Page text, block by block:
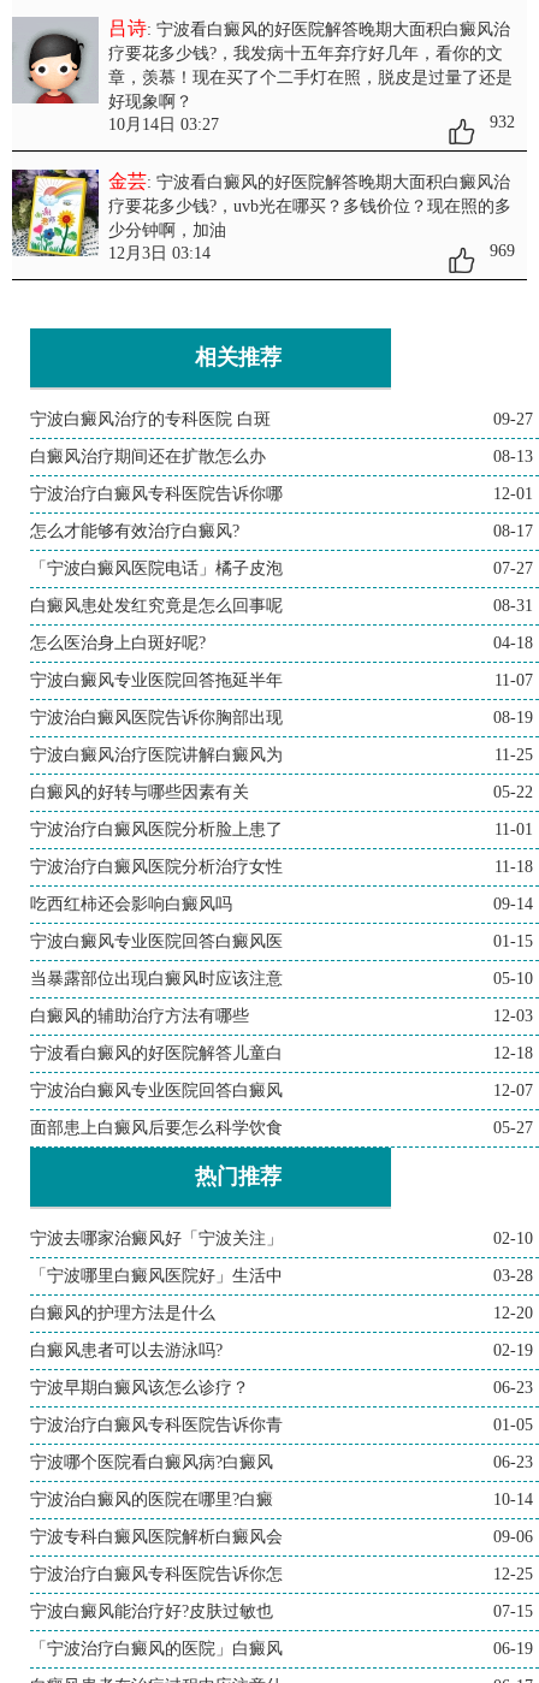
吕诗: 宁波看白癜风的好医院解答晚期大面积白癜风治
疗要花多少钱? ，我发病十五年弃疗好几年，看你的文
章，羡慕！现在买了个二手灯在照，脱皮是过量了还是
好现象啊？
10月14日 03:27
932
金芸: 宁波看白癜风的好医院解答晚期大面积白癜风治
疗要花多少钱? ，uvb光在哪买？多钱价位？现在照的多
少分钟啊，加油
12月3日 03:14
969
相关推荐
宁波白癜风治疗的专科医院 白斑 09-27
白癜风治疗期间还在扩散怎么办 08-13
宁波治疗白癜风专科医院告诉你哪 12-01
怎么才能够有效治疗白癜风? 08-17
「宁波白癜风医院电话」橘子皮泡 07-27
白癜风患处发红究竟是怎么回事呢 08-31
怎么医治身上白斑好呢? 04-18
宁波白癜风专业医院回答拖延半年 11-07
宁波治白癜风医院告诉你胸部出现 08-19
宁波白癜风治疗医院讲解白癜风为 11-25
白癜风的好转与哪些因素有关 05-22
宁波治疗白癜风医院分析脸上患了 11-01
宁波治疗白癜风医院分析治疗女性 11-18
吃西红柿还会影响白癜风吗 09-14
宁波白癜风专业医院回答白癜风医 01-15
当暴露部位出现白癜风时应该注意 05-10
白癜风的辅助治疗方法有哪些 12-03
宁波看白癜风的好医院解答儿童白 12-18
宁波治白癜风专业医院回答白癜风 12-07
面部患上白癜风后要怎么科学饮食 05-27
热门推荐
宁波去哪家治癜风好「宁波关注」 02-10
「宁波哪里白癜风医院好」生活中 03-28
白癜风的护理方法是什么 12-20
白癜风患者可以去游泳吗? 02-19
宁波早期白癜风该怎么诊疗？ 06-23
宁波治疗白癜风专科医院告诉你青 01-05
宁波哪个医院看白癜风病?白癜风 06-23
宁波治白癜风的医院在哪里?白癜 10-14
宁波专科白癜风医院解析白癜风会 09-06
宁波治疗白癜风专科医院告诉你怎 12-25
宁波白癜风能治疗好?皮肤过敏也 07-15
「宁波治疗白癜风的医院」白癜风 06-19